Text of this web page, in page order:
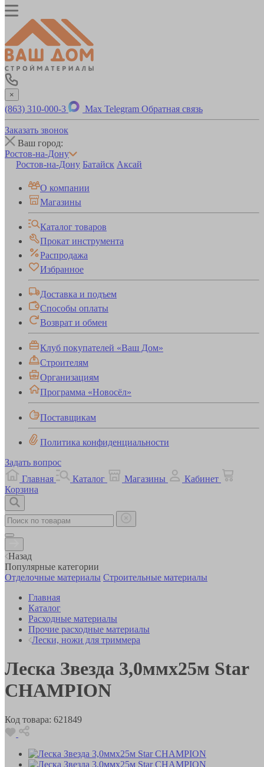
×
(863) 310-000-3 Max Telegram Обратная связь
Заказать звонок
Ваш город:
Ростов-на-Дону
Ростов-на-Дону Батайск Аксай
О компании
Магазины
Каталог товаров
Прокат инструмента
Распродажа
Избранное
Доставка и подъем
Способы оплаты
Возврат и обмен
Клуб покупателей «Ваш Дом»
Строителям
Организациям
Программа «Новосёл»
Поставщикам
Политика конфиденциальности
Задать вопрос
Главная
Каталог Магазины
Кабинет
Корзина
Назад
Популярные категории
Отделочные материалы Строительные материалы
Главная
Каталог
Расходные материалы
Прочие расходные материалы
Лески, ножи для триммера
Леска Звезда 3,0ммх25м Star
CHAMPION
Код товара: 621849